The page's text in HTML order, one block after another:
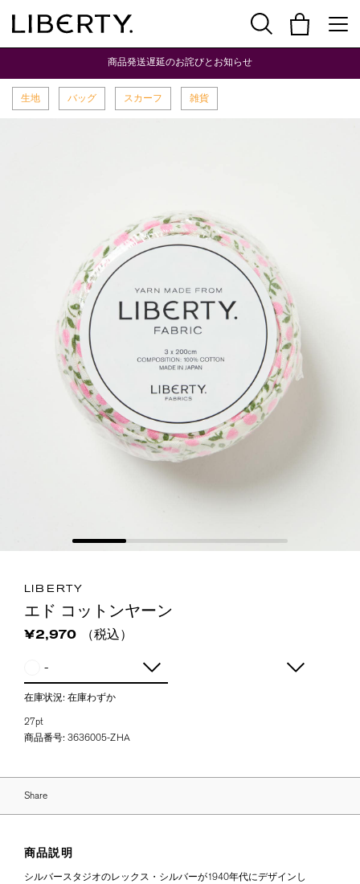
商品発送遅延のお詫びとお知らせ
生地 バッグ スカーフ 雑貨
LIBERTY
エド コットンヤーン
¥2,970
（税込）
-
在庫状況: 在庫わずか
27pt
商品番号: 3636005-ZHA
Share
商品説明
シルバースタジオのレックス・シルバーが1940年代にデザインし